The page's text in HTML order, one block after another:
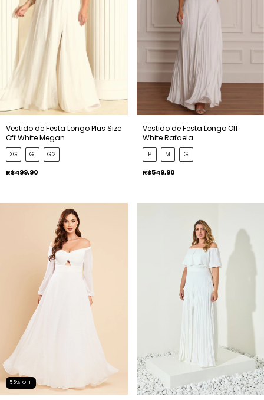
Vestido de Festa Longo Plus Size
Off White Megan
XG G1 G2
R$499,90
Vestido de Festa Longo Off
White Rafaela
P M G
R$549,90
55% OFF